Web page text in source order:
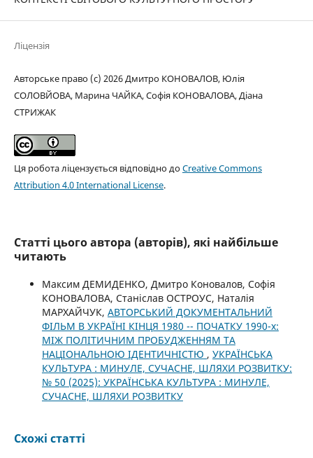
Ліцензія
Авторське право (c) 2026 Дмитро КОНОВАЛОВ, Юлія
СОЛОВЙОВА, Марина ЧАЙКА, Софія КОНОВАЛОВА, Діана
СТРИЖАК
Ця робота ліцензується відповідно доCreative Commons
Attribution 4.0 International License.
Статті цього автора (авторів), які найбільше
читають
Максим ДЕМИДЕНКО, Дмитро Коновалов, Софія
КОНОВАЛОВА, Станіслав ОСТРОУС, Наталія
МАРХАЙЧУК, АВТОРСЬКИЙ ДОКУМЕНТАЛЬНИЙ
ФІЛЬМ В УКРАЇНІ КІНЦЯ 1980 -- ПОЧАТКУ 1990-х:
МІЖ ПОЛІТИЧНИМ ПРОБУДЖЕННЯМ ТА
НАЦІОНАЛЬНОЮ ІДЕНТИЧНІСТЮ , УКРАЇНСЬКА
КУЛЬТУРА : МИНУЛЕ, СУЧАСНЕ, ШЛЯХИ РОЗВИТКУ:
№ 50 (2025): УКРАЇНСЬКА КУЛЬТУРА : МИНУЛЕ,
СУЧАСНЕ, ШЛЯХИ РОЗВИТКУ
Схожі статті